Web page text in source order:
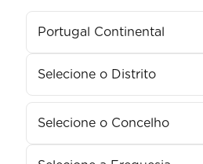
Portugal Continental
Selecione o Distrito
Selecione o Concelho